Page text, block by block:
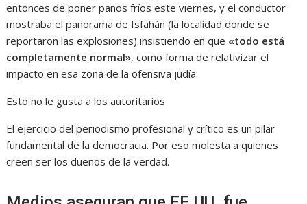
entonces de poner paños fríos este viernes, y el conductor
mostraba el panorama de Isfahán (la localidad donde se
reportaron las explosiones) insistiendo en que «todo está
completamente normal», como forma de relativizar el
impacto en esa zona de la ofensiva judía:
Esto no le gusta a los autoritarios
El ejercicio del periodismo profesional y crítico es un pilar
fundamental de la democracia. Por eso molesta a quienes
creen ser los dueños de la verdad.